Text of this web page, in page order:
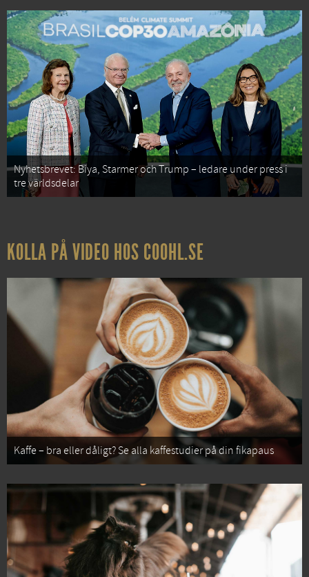
Nyhetsbrevet: Biya, Starmer och Trump – ledare under press i
tre världsdelar
KOLLA PÅ VIDEO HOS COOHL.SE
Kaffe – bra eller dåligt? Se alla kaffestudier på din fikapaus